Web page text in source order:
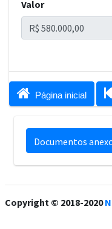
Valor
 Página inicial
Documentos
Copyright © 2018-2020